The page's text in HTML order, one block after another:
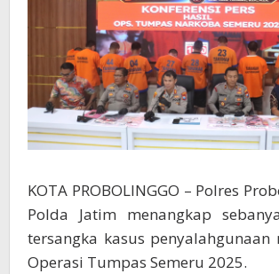
KOTA PROBOLINGGO – Polres
Polda Jatim menangkap
tersangka kasus
Operasi Tumpas Semeru 2025.